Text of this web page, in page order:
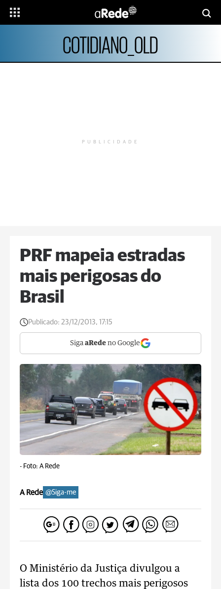
COTIDIANO_OLD
PUBLICIDADE
PRF mapeia estradas
mais perigosas do
Brasil
Publicado: 23/12/2013, 17:15
Siga aRede no Google
- Foto: A Rede
A Rede @Siga-me
O Ministério da Justiça divulgou a
lista dos 100 trechos mais perigosos